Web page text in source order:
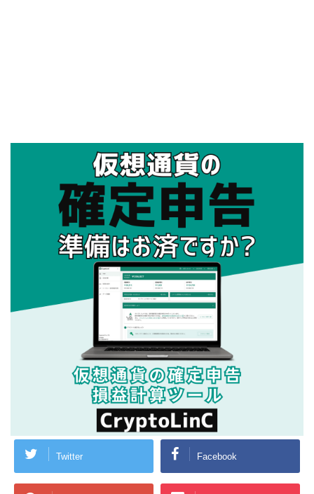
Twitter Facebook